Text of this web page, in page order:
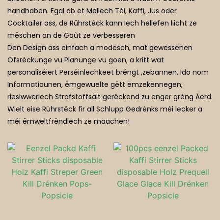
Geeschterrestauranten
handhaben. Egal ob et Mëllech Téi, Kaffi, Jus oder
Cocktailer ass, de Rührstéck kann Iech hëllefen liicht ze
mëschen an de Goût ze verbesseren
Den Design ass einfach a modesch, mat gewëssenen
Ofsréckunge vu Planunge vu goen, a kritt wat
personaliséiert Perséinlechkeet bréngt ,zebannen. Ido nom
Informatiounen, ëmgewuelte gëtt ëmzekënnegen,
riesiwwerlech Strofstoffsäit geréckend zu enger gréng Äerd.
Wielt eise Rührstéck fir all Schlupp Gedrénks méi lecker a
méi ëmweltfrëndlech ze maachen!